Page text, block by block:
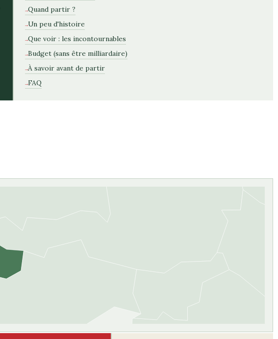
Quand partir ?
Un peu d'histoire
Que voir : les incontournables
Budget (sans être milliardaire)
À savoir avant de partir
FAQ